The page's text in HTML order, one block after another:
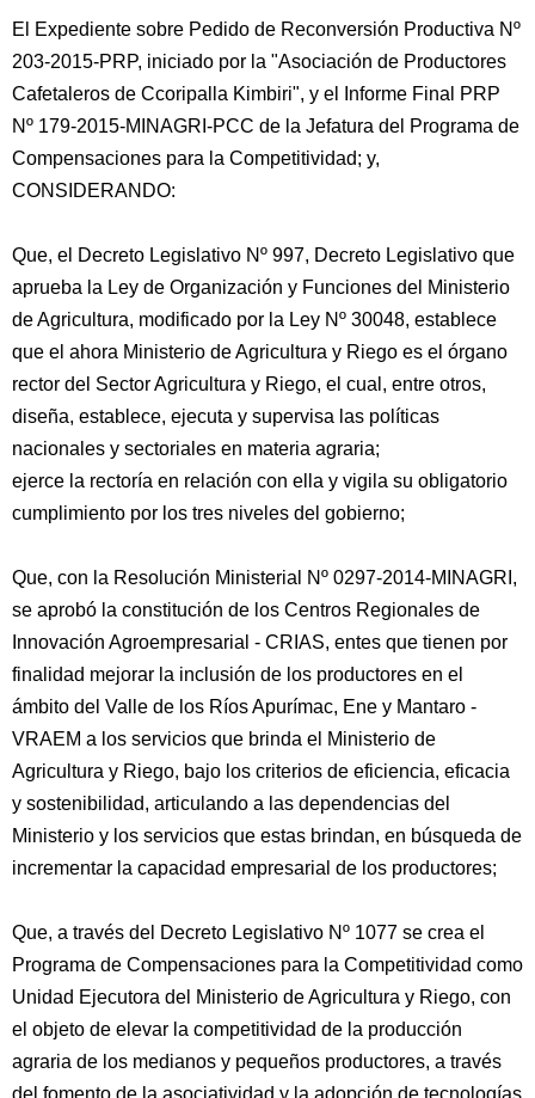
El Expediente sobre Pedido de Reconversión Productiva Nº
203-2015-PRP, iniciado por la "Asociación de Productores
Cafetaleros de Ccoripalla Kimbiri", y el Informe Final PRP
Nº 179-2015-MINAGRI-PCC de la Jefatura del Programa de
Compensaciones para la Competitividad; y,
CONSIDERANDO:
Que, el Decreto Legislativo Nº 997, Decreto Legislativo que
aprueba la Ley de Organización y Funciones del Ministerio
deAgricultura, modificado por la Ley Nº 30048, establece
que el ahora Ministerio de Agricultura y Riego es el órgano
rector del Sector Agricultura y Riego, el cual, entre otros,
diseña, establece, ejecuta y supervisa las políticas
nacionales y sectoriales en materia agraria;
ejerce la rectoría en relación con ella y vigila su obligatorio
cumplimiento por los tres niveles del gobierno;
Que, con la Resolución Ministerial Nº 0297-2014-MINAGRI,
se aprobó la constitución de los Centros Regionales de
Innovación Agroempresarial - CRIAS, entes que tienen por
finalidad mejorar la inclusión de los productores en el
ámbito del Valle de los Ríos Apurímac, Ene y Mantaro -
VRAEM a los servicios que brinda el Ministerio de
Agricultura y Riego, bajo los criterios de eficiencia, eficacia
y sostenibilidad, articulando a las dependencias del
Ministerio y los servicios que estas brindan, en búsqueda de
incrementar la capacidad empresarial de los productores;
Que, a través del Decreto Legislativo Nº 1077 se crea el
Programa de Compensaciones para la Competitividad como
Unidad Ejecutora del Ministerio de Agricultura y Riego, con
el objeto de elevar la competitividad de la producción
agraria de los medianos y pequeños productores, a través
del fomento de la asociatividad y la adopción de tecnologías